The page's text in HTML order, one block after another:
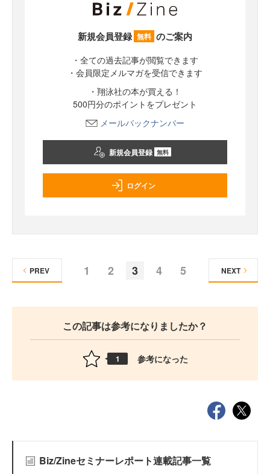
新規会員登録 無料 のご案内
・全ての過去記事が閲覧できます
・会員限定メルマガを受信できます
・翔泳社の本が買える！
500円分のポイントをプレゼント
メールバックナンバー
新規会員登録 無料
ログイン
1 2 3 4 5
PREV NEXT
この記事は参考になりましたか？
1 参考になった
Biz/Zineセミナーレポート連載記事一覧